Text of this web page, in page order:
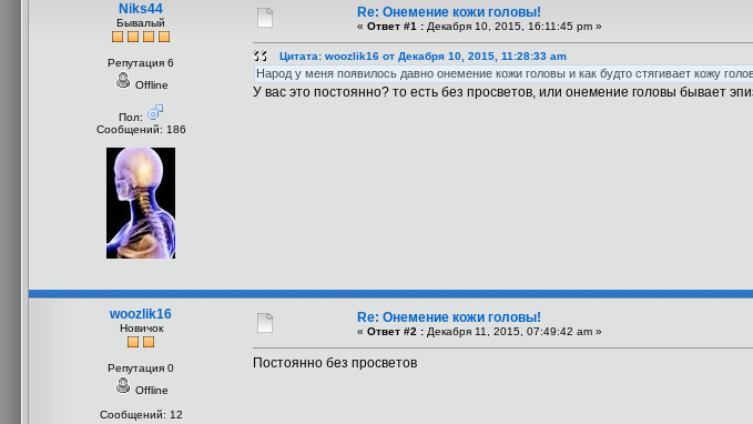
Niks44
Бывалый
Репутация 6
Offline
Пол:
Сообщений: 186
Re: Онемение кожи головы!
« Ответ #1 : Декабря 10, 2015, 16:11:45 pm »
Цитата: woozlik16 от Декабря 10, 2015, 11:28:33 am
Народ у меня появилось давно онемение кожи головы и как будто стягивает кожу
У вас это постоянно? то есть без просветов, или онемение головы бывает
woozlik16
Новичок
Репутация 0
Offline
Сообщений: 12
Re: Онемение кожи головы!
« Ответ #2 : Декабря 11, 2015, 07:49:42 am »
Постоянно без просветов